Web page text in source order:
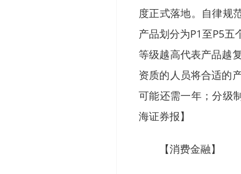
度正式落地。自律规
产品划分为P1至P5五
等级越高代表产品越
资质的人员将合适的
可能还需一年；分级
海证券报】
【消费金融】